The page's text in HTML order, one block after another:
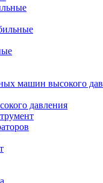
машин высокого
давления